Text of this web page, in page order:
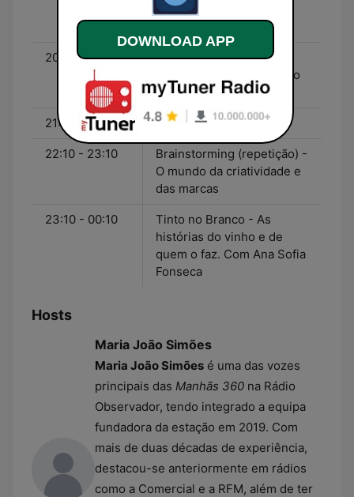
secção de Política do
Observador
20:10 - 21:10
Convidado Extra -
Entrevistas de João Paulo
Sacadura
21:10 - 22:10 Pop Up
22:10 - 23:10
Brainstorming (repetição) -
O mundo da criatividade e
das marcas
23:10 - 00:10
Tinto no Branco - As
histórias do vinho e de
quem o faz. Com Ana Sofia
Fonseca
Hosts
Maria João Simões
Maria João Simões é uma das vozes
principais das Manhãs 360 na Rádio
Observador, tendo integrado a equipa
fundadora da estação em 2019. Com
mais de duas décadas de experiência,
destacou-se anteriormente em rádios
como a Comercial e a RFM, além de ter
DOWNLOAD APP